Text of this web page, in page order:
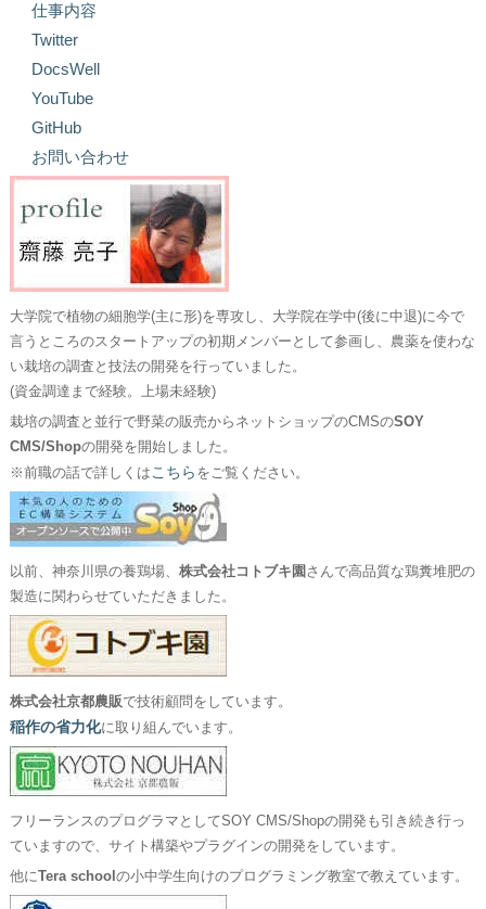
仕事内容
Twitter
DocsWell
YouTube
GitHub
お問い合わせ
大学院で植物の細胞学(主に形)を専攻し、大学院在学中(後に中退)に今で
言うところのスタートアップの初期メンバーとして参画し、農薬を使わな
い栽培の調査と技法の開発を行っていました。
(資金調達まで経験。上場未経験)
栽培の調査と並行で野菜の販売からネットショップのCMSのSOY
CMS/Shopの開発を開始しました。
※前職の話で詳しくはこちら をご覧ください。
以前、神奈川県の養鶏場、 株式会社コトブキ園 さんで高品質な鶏糞堆肥の
製造に関わらせていただきました。
株式会社京都農販で技術顧問をしています。
稲作の省力化に取り組んでいます。
フリーランスのプログラマとしてSOY CMS/Shopの開発も引き続き行っ
ていますので、サイト構築やプラグインの開発をしています。
他にTera school の小中学生向けのプログラミング教室で教えています。